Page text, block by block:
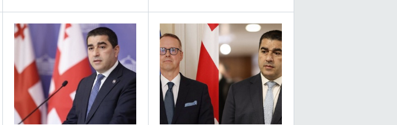
გადახედვა გადახედვა